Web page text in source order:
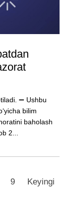
➖ Ushbu
bilim
baholash
2...
9
Keyingi